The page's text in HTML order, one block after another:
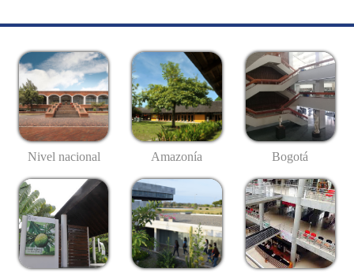
Nivel nacional Amazonía Bogotá